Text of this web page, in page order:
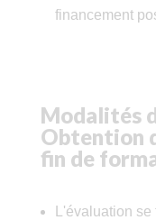
financement
Modalités
Obtention
fin de
L'évaluation